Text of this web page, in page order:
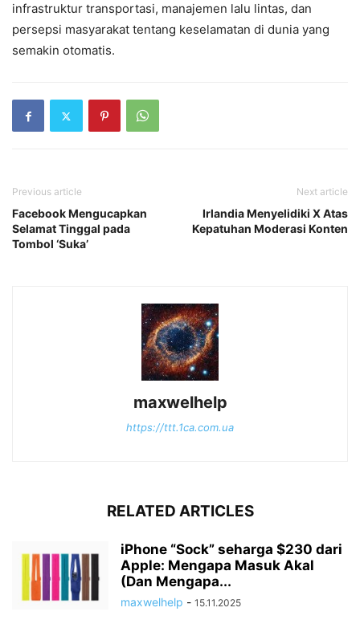
infrastruktur transportasi, manajemen lalu lintas, dan
persepsi masyarakat tentang keselamatan di dunia yang
semakin otomatis.
Previous article
Facebook Mengucapkan
Selamat Tinggal pada
Tombol ‘Suka’
Next article
Irlandia Menyelidiki X Atas
Kepatuhan Moderasi Konten
maxwelhelp
https://ttt.1ca.com.ua
RELATED ARTICLES
iPhone “Sock” seharga $230 dari
Apple: Mengapa Masuk Akal
(Dan Mengapa...
maxwelhelp - 15.11.2025